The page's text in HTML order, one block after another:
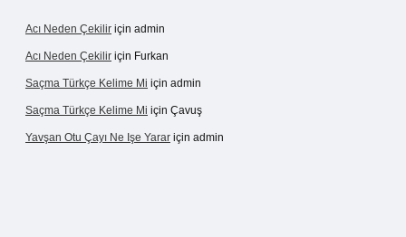
Acı Neden Çekilir için admin
Acı Neden Çekilir için Furkan
Saçma Türkçe Kelime Mi için admin
Saçma Türkçe Kelime Mi için Çavuş
Yavşan Otu Çayı Ne Işe Yarar için admin